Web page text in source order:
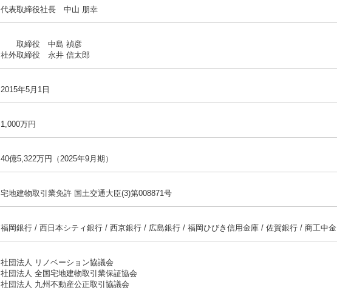
代表取締役社長 中山 朋幸
取締役 中島 禎彦
社外取締役 永井 信太郎
2015年5月1日
1,000万円
40億5,322万円（2025年9月期）
宅地建物取引業免許 国土交通大臣(3)第008871号
福岡銀行 / 西日本シティ銀行 / 西京銀行 / 広島銀行 / 福岡ひびき信用金庫 / 佐賀銀行 / 商工中金
社団法人 リノベーション協議会
社団法人 全国宅地建物取引業保証協会
社団法人 九州不動産公正取引協議会